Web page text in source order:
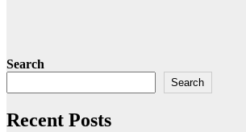
Search
Search
Recent Posts